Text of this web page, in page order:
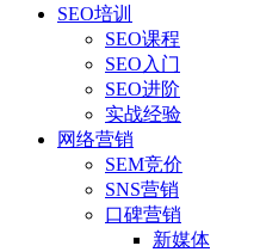
SEO培训
SEO课程
SEO入门
SEO进阶
实战经验
网络营销
SEM竞价
SNS营销
口碑营销
新媒体